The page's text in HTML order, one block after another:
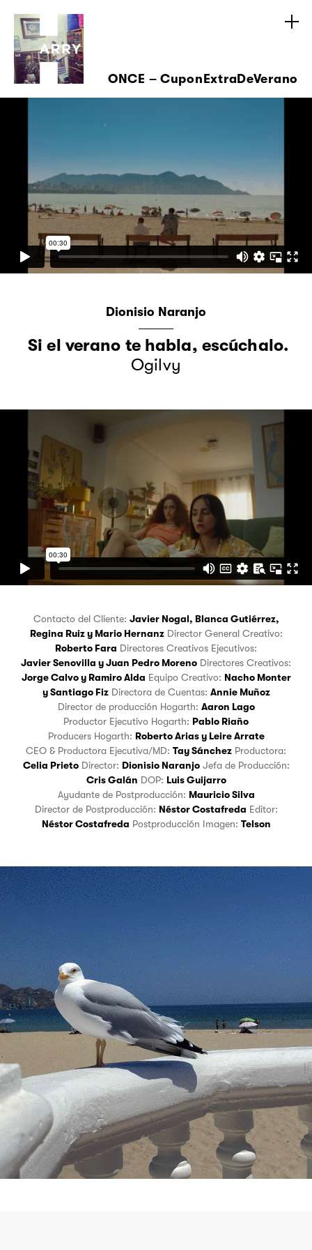
ONCE – CuponExtraDeVerano
Dionisio Naranjo
Si el verano te habla, escúchalo.
Ogilvy
Contacto del Cliente: Javier Nogal, Blanca Gutiérrez,
Regina Ruizy Mario Hernanz
Director General Creativo:
Roberto Fara
Directores Creativos Ejecutivos:
Javier Senovilla yJuan Pedro Moreno
Directores Creativos:
Jorge Calvoy Ramiro Alda Equipo Creativo: Nacho Monter
ySantiago Fiz Directora de Cuentas: Annie Muñoz
Director de producción Hogarth: Aaron Lago
Productor Ejecutivo Hogarth: Pablo Riaño
Producers Hogarth: Roberto Ariasy Leire Arrate
CEO & Productora Ejecutiva/MD: Tay Sánchez
Productora:
Celia Prieto
Director: Dionisio Naranjo
Jefa de Producción:
Cris Galán
DOP: Luis Guijarro
Ayudante de Postproducción: Mauricio Silva
Director de Postproducción: Néstor Costafreda
Editor:
Néstor Costafreda
Postproducción Imagen: Telson